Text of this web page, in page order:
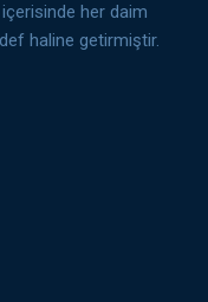
her daim
haline getirmiştir.